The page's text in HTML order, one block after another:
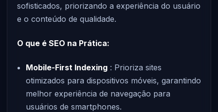
sofisticados, priorizando a experiência do usuário
e o conteúdo de qualidade.
O que é SEO na Prática:
Mobile-First Indexing : Prioriza sites
otimizados para dispositivos móveis, garantindo
melhor experiência de navegação para
usuários de smartphones.